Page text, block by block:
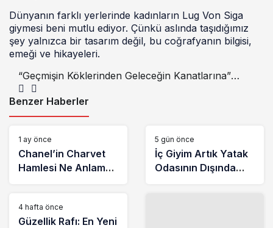
Dünyanın farklı yerlerinde kadınların Lug Von Siga
giymesi beni mutlu ediyor. Çünkü aslında taşıdığımız
şey yalnızca bir tasarım değil, bu coğrafyanın bilgisi,
emeği ve hikayeleri.
“Geçmişin Köklerinden Geleceğin Kanatlarına”
Uzanan Bir Sohbet
Benzer Haberler
MODA & GÜZELLIK
1 ay önce
Chanel’in Charvet
Hamlesi Ne Anlama
5 gün önce
İç Giyim Artık Yatak
Odasının Dışında
4 hafta önce
Güzellik Rafı: En Yeni